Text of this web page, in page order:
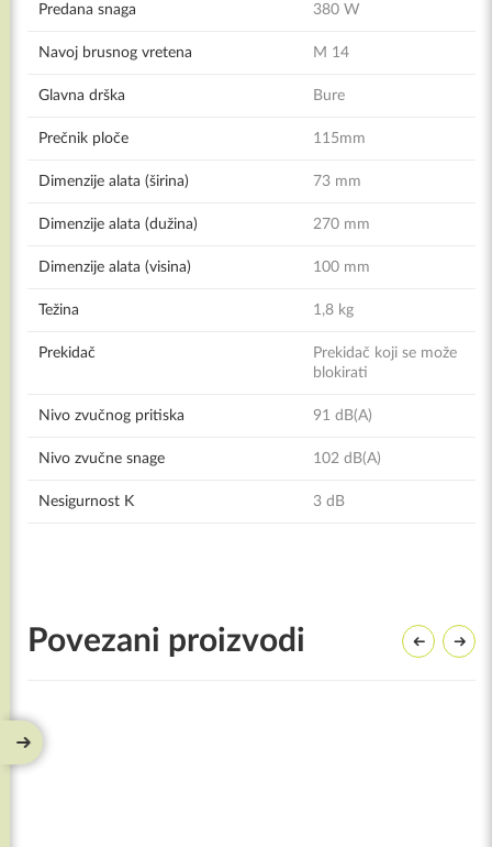
Predana snaga 380 W
Navoj brusnog vretena M 14
Glavna drška Bure
Prečnik ploče 115mm
Dimenzije alata (širina) 73 mm
Dimenzije alata (dužina) 270 mm
Dimenzije alata (visina) 100 mm
Težina 1,8 kg
Prekidač
Prekidač koji se može
blokirati
Nivo zvučnog pritiska 91 dB(A)
Nivo zvučne snage 102 dB(A)
Nesigurnost K 3 dB
Povezani proizvodi